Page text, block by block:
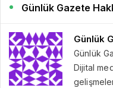
Günlük Gazete
Günlük
Günlük
Dijital